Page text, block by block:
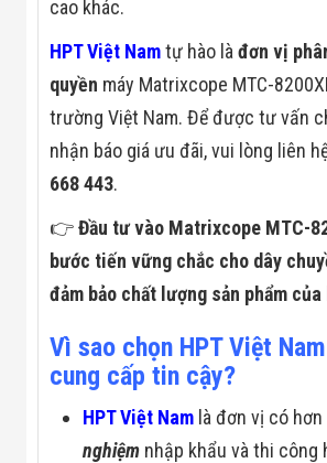
cao khác.
HPT Việt Namtự hào làđơn vị
quyền máy Matrixcope MTC-
trường Việt Nam. Để được tư vấn
nhận báo giá ưu đãi, vui lòng liên
668 443.
👉Đầu tư vào Matrixcope MTC-
bước tiến vững chắc cho dây
đảm bảo chất lượng sản phẩm của
Vì sao chọn HPT Việt
cung cấp tin cậy?
HPT Việt Nam là đơn vị có hơn
nghiệm nhập khẩu và thi công